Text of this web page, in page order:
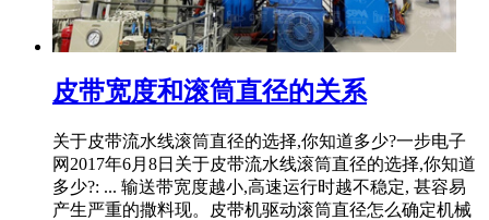
皮带宽度和滚筒直径的关系
关于皮带流水线滚筒直径的选择,你知道多少?一步电子
网2017年6月8日关于皮带流水线滚筒直径的选择,你知道
多少?: ... 输送带宽度越小,高速运行时越不稳定, 甚容易
产生严重的撒料现。皮带机驱动滚筒直径怎么确定机械